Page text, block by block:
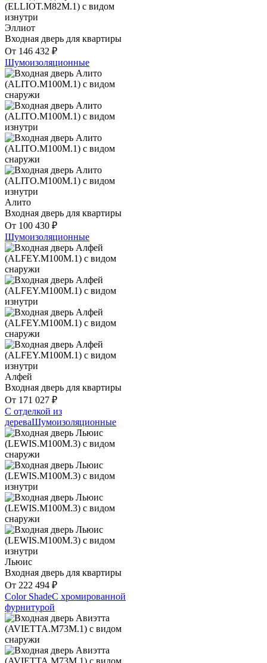
Эллиот
Входная дверь для квартиры
От 146 432 ₽
Шумоизоляционные
Алито
Входная дверь для квартиры
От 100 430 ₽
Шумоизоляционные
Алфей
Входная дверь для квартиры
От 171 027 ₽
С отделкой из
дереваШумоизоляционные
Льюис
Входная дверь для квартиры
От 222 494 ₽
Color ShadeС хромированной
фурнитурой